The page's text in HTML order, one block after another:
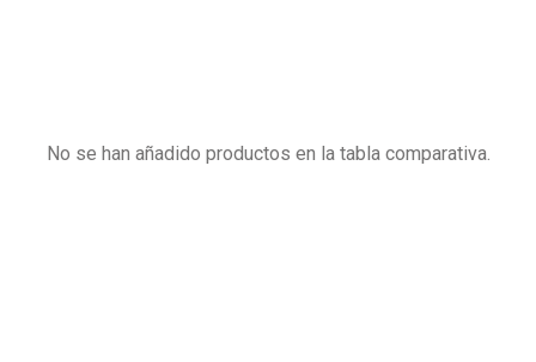
No se han añadido productos en la tabla comparativa.